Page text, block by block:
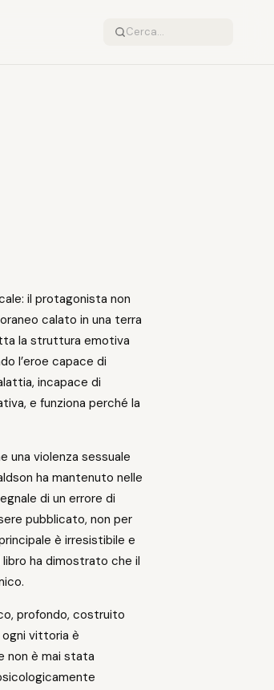
il protagonista non
calato in una terra
la struttura emotiva
l’eroe capace di
incapace di
e funziona perché la
una violenza sessuale
ha mantenuto nelle
di un errore di
pubblicato, non per
è irresistibile e
ha dimostrato che il
profondo, costruito
ogni vittoria è
non è mai stata